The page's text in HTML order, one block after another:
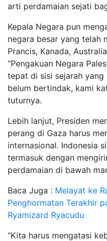
arti perdamaian sejati
Kepala Negara pun
negara besar yang telah
Prancis, Kanada,
“Pengakuan Negara
tepat di sisi sejarah yang
belum bertindak, kami
tuturnya.
Lebih lanjut, Presiden
perang di Gaza harus
internasional. Indonesia
termasuk dengan
perdamaian di bawah
Baca Juga : Melayat ke
Penghormatan Terakhir
Ryamizard Ryacudu
“Kita harus mengatasi